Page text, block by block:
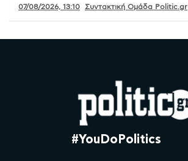
07/08/2026, 13:10 Συντακτική Ομάδα Politic.gr
#YouDoPolitics